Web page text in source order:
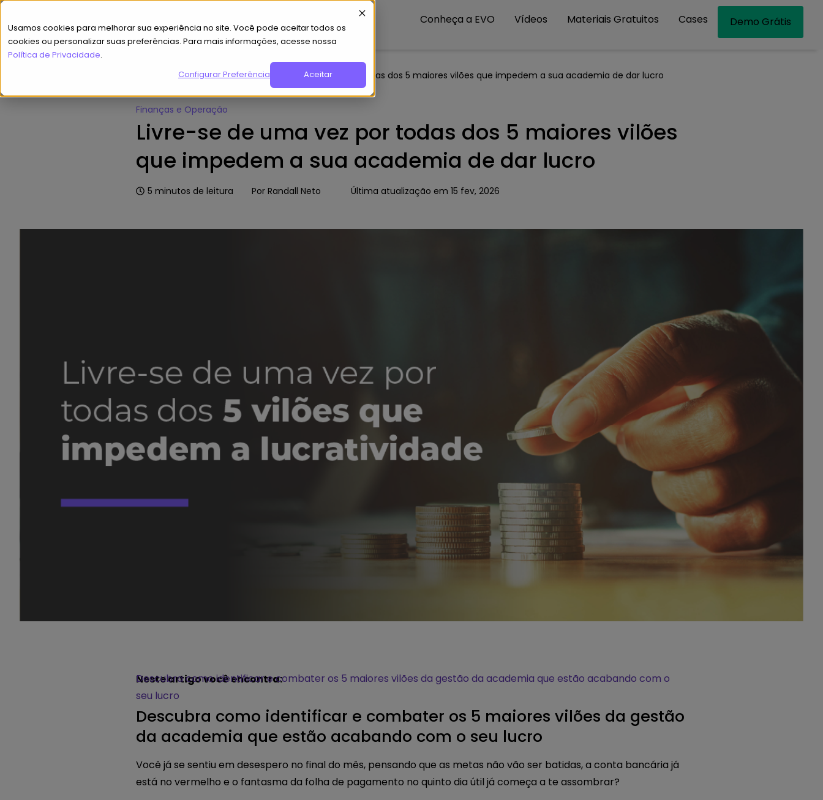
Usamos cookies para melhorar sua experiência no site. Você pode aceitar todos os
cookies ou personalizar suas preferências. Para mais informações, acesse nossa
Política de Privacidade.
Configurar Preferências
Aceitar
Conheça a EVO Vídeos Materiais Gratuitos Cases Demo Grátis
Hub de Conteúdo»Livre-se de uma vez por todas dos 5 maiores vilões que impedem a sua academia de dar lucro
Finanças e Operação
Livre-se de uma vez por todas dos 5 maiores vilões
que impedem a sua academia de dar lucro
5 minutos de leitura Por Randall Neto Última atualização em 15 fev, 2026
Neste artigo você encontra:
Descubra como identificar e combater os 5 maiores vilões da gestão da academia que estão acabando com o
seu lucro
Descubra como identificar e combater os 5 maiores vilões da gestão
da academia que estão acabando com o seu lucro
Você já se sentiu em desespero no final do mês, pensando que as metas não vão ser batidas, a conta bancária já
está no vermelho e o fantasma da folha de pagamento no quinto dia útil já começa a te assombrar?